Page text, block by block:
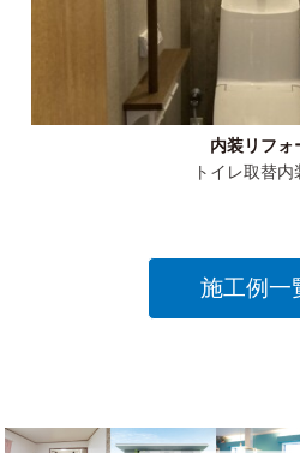
内装リフォ
トイレ取替内
施工例一